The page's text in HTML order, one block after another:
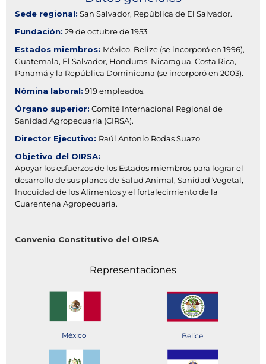
Sede regional: San Salvador, República de El Salvador.
Fundación: 29 de octubre de 1953.
Estados miembros: México, Belize (se incorporó en 1996),
Guatemala, El Salvador, Honduras, Nicaragua, Costa Rica,
Panamá y la República Dominicana (se incorporó en 2003).
Nómina laboral: 919 empleados.
Órgano superior: Comité Internacional Regional de
Sanidad Agropecuaria (CIRSA).
Director Ejecutivo: Raúl Antonio Rodas Suazo
Objetivo del OIRSA:
Apoyar los esfuerzos de los Estados miembros para lograr el
desarrollo de sus planes de Salud Animal, Sanidad Vegetal,
Inocuidad de los Alimentos y el fortalecimiento de la
Cuarentena Agropecuaria.
Convenio Constitutivo del OIRSA
Representaciones
México Belice